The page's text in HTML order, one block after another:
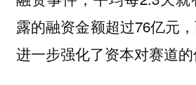
露的融资金额超过76亿元
进一步强化了资本对赛道的